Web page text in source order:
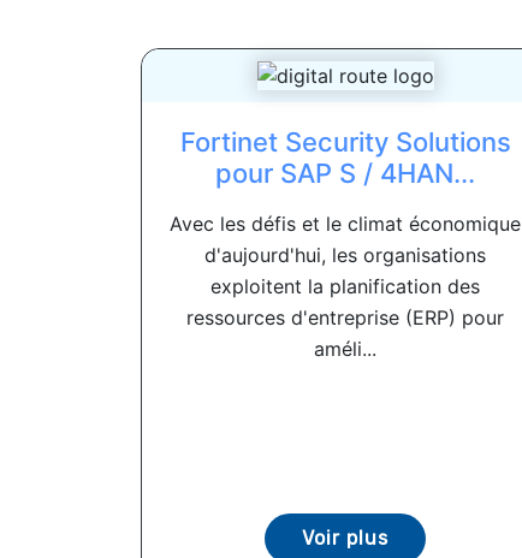
Fortinet Security Solutions
pour SAP S / 4HAN...
Avec les défis et le climat économique
d'aujourd'hui, les organisations
exploitent la planification des
ressources d'entreprise (ERP) pour
améli...
Voir plus